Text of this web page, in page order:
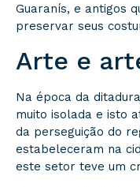
Guaranís, e antigos
preservar seus
Arte e
Na época da
muito isolada e isto
da perseguição do
estabeleceram na
este setor teve um